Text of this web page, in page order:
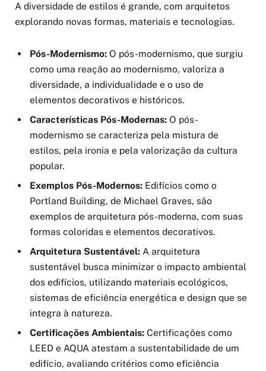
A diversidade de estilos é grande, com arquitetos
explorando novas formas, materiais e tecnologias.
Pós-Modernismo: O pós-modernismo, que surgiu
como uma reação ao modernismo, valoriza a
diversidade, a individualidade e o uso de
elementos decorativos e históricos.
Características Pós-Modernas: O pós-
modernismo se caracteriza pela mistura de
estilos, pela ironia e pela valorização da cultura
popular.
Exemplos Pós-Modernos: Edifícios como o
Portland Building, de Michael Graves, são
exemplos de arquitetura pós-moderna, com suas
formas coloridas e elementos decorativos.
Arquitetura Sustentável: A arquitetura
sustentável busca minimizar o impacto ambiental
dos edifícios, utilizando materiais ecológicos,
sistemas de eficiência energética e design que se
integra à natureza.
Certificações Ambientais: Certificações como
LEED e AQUA atestam a sustentabilidade de um
edifício, avaliando critérios como eficiência